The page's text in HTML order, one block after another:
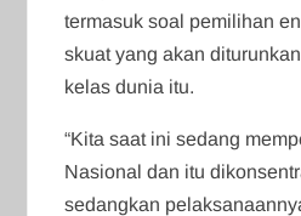
termasuk soal pemilihan
skuat yang akan
kelas dunia itu.
“Kita saat ini sedang
Nasional dan itu
sedangkan